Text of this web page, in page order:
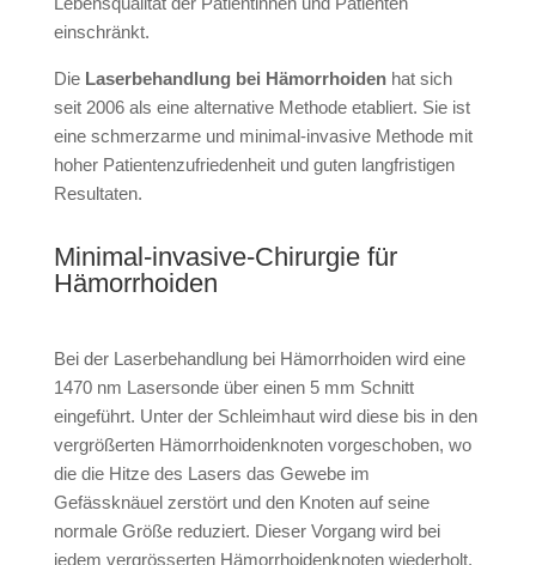
einschränkt.
Die Laserbehandlung bei Hämorrhoiden hat sich
seit 2006 als eine alternative Methode etabliert. Sie ist
eine schmerzarme und minimal-invasive Methode mit
hoher Patientenzufriedenheit und guten langfristigen
Resultaten.
Minimal-invasive-Chirurgie für
Hämorrhoiden
Bei der Laserbehandlung bei Hämorrhoiden wird eine
1470 nm Lasersonde über einen 5 mm Schnitt
eingeführt. Unter der Schleimhaut wird diese bis in den
vergrößerten Hämorrhoidenknoten vorgeschoben, wo
die die Hitze des Lasers das Gewebe im
Gefässknäuel zerstört und den Knoten auf seine
normale Größe reduziert. Dieser Vorgang wird bei
jedem vergrösserten Hämorrhoidenknoten wiederholt.